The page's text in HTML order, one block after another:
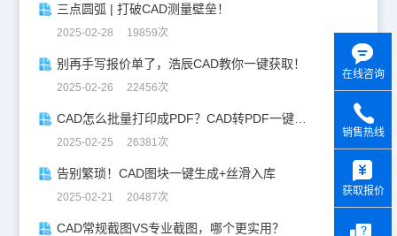
三点圆弧 | 打破CAD测量壁垒！
2025-02-28 19859次
别再手写报价单了，浩辰CAD教你一键获取！
2025-02-26 22456次
CAD怎么批量打印成PDF？CAD转PDF一键批量完成！
2025-02-25 26381次
告别繁琐！CAD图块一键生成+丝滑入库
2025-02-21 20487次
CAD常规截图VS专业截图，哪个更实用？
在线咨询
销售热线
获取报价